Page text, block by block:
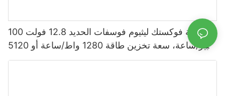
بطارية فوكستك ليثيوم فوسفات الحديد 12.8 فولت 100
أمبير/ساعة، سعة تخزين طاقة 1280 واط/ساعة أو 5120
واط/ساعة، مقاومة للماء والغبار بمعيار IP65، مناسبة